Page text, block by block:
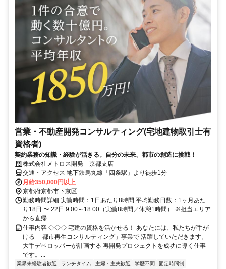
営業・不動産開発コンサルティング(宅地建物取引士有
資格者)
契約業務の知識・経験が活きる。自分の未来、都市の創造に挑戦！
株式会社メトロス開発 京都支店
交通・アクセス 地下鉄烏丸線「四条駅」より徒歩1分
月給350,000円以上
京都府京都市下京区
勤務時間詳細 実働時間：1日あたり8時間 平均勤務日数：1ヶ月あた
り18日 〜 22日 9:00～18:00（実働8時間／休憩1時間） ※担当エリア
から直帰
仕事内容 ◇◇◇ 宅建の資格を活かせる！ あなたには、私たちが手が
ける 「都市再生コンサルティング」事業で 活躍していただきます。
大手デベロッパーが計画する 再開発プロジェクトを成功に導く仕事
です。...
業界未経験者歓迎 ランチタイム 主婦・主夫歓迎 学歴不問
固定時間制